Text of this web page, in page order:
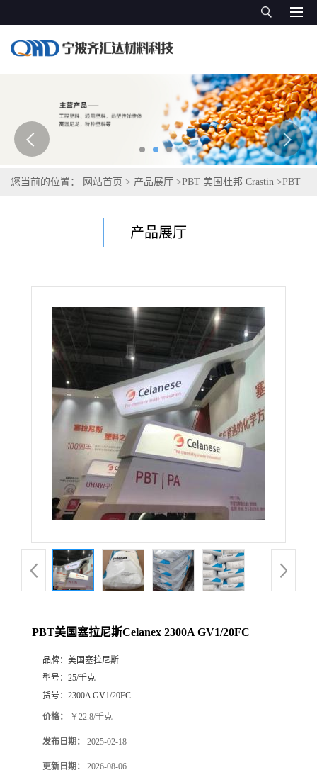
您当前的位置： 网站首页 > 产品展厅 >PBT 美国杜邦 Crastin >PBT
产品展厅
PBT美国塞拉尼斯Celanex 2300A GV1/20FC
品牌： 美国塞拉尼斯
型号： 25/千克
货号： 2300A GV1/20FC
价格： ￥22.8/千克
发布日期： 2025-02-18
更新日期： 2026-08-06